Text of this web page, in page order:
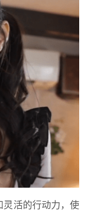
灵活的行动力，使